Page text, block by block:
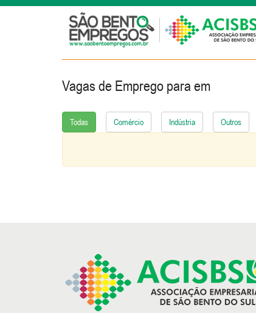
Vagas de Emprego para em
Todas Comércio Indústria Outros